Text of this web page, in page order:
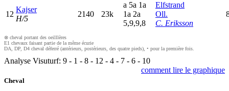
12
Kajser
H/5
2140 23k
a 5a 1a
1a 2a
5,9,9,8
Elfstrand
Oll.
C. Eriksson
⊗ cheval portant des oeilllères
E1 chevaux faisant partie de la même écurie
DA, DP, D4 cheval déferré (antérieurs, postérieurs, des quatre pieds), • pour la première fois.
Analyse Visuturf: 9 - 1 - 8 - 12 - 4 - 7 - 6 - 10
comment lire le graphique
Cheval